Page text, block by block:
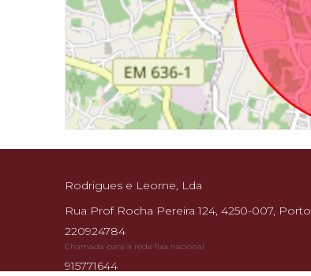
Rodrigues e Leorne, Lda
Rua Prof Rocha Pereira 124, 4250-007, Porto
220924784
Chamada para a rede fixa nacional
915771644